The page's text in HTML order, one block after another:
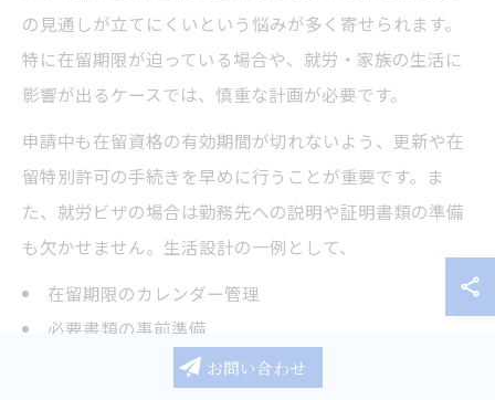
の見通しが立てにくいという悩みが多く寄せられます。
特に在留期限が迫っている場合や、就労・家族の生活に
影響が出るケースでは、慎重な計画が必要です。
申請中も在留資格の有効期間が切れないよう、更新や在
留特別許可の手続きを早めに行うことが重要です。ま
た、就労ビザの場合は勤務先への説明や証明書類の準備
も欠かせません。生活設計の一例として、
在留期限のカレンダー管理
必要書類の事前準備
家族や勤務先との情報共有
お問い合わせ